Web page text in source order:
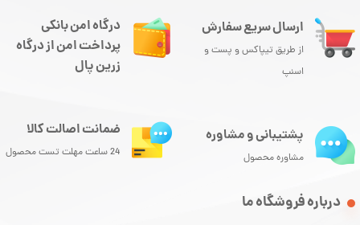
ارسال سریع سفارش
از طریق تیپاکس و پست و
اسنپ
درباره فروشگاه ما
درگاه امن بانکی
پرداخت امن از درگاه
زرین پال
پشتیبانی و مشاوره
مشاوره محصول
ضمانت اصالت کالا
24 ساعت مهلت تست محصول